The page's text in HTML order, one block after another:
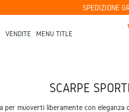
SPEDIZIONE
VENDITE MENU TITLE
SCARPE
per muoverti liberamente con